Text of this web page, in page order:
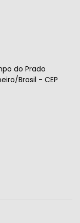
do Prado
Brasil - CEP